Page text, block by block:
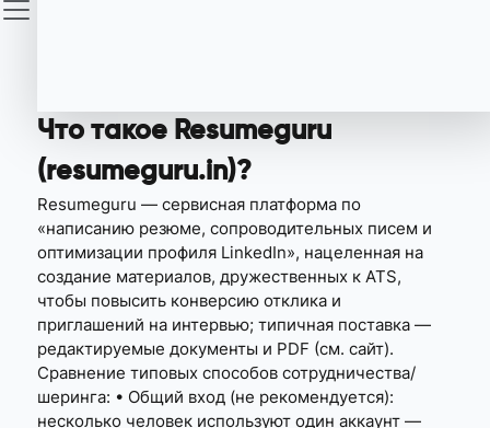
Что такое Resumeguru
(resumeguru.in)?
Resumeguru — сервисная платформа по
«написанию резюме, сопроводительных писем и
оптимизации профиля LinkedIn», нацеленная на
создание материалов, дружественных к ATS,
чтобы повысить конверсию отклика и
приглашений на интервью; типичная поставка —
редактируемые документы и PDF (см. сайт).
Сравнение типовых способов сотрудничества/
шеринга: • Общий вход (не рекомендуется):
несколько человек используют один аккаунт —